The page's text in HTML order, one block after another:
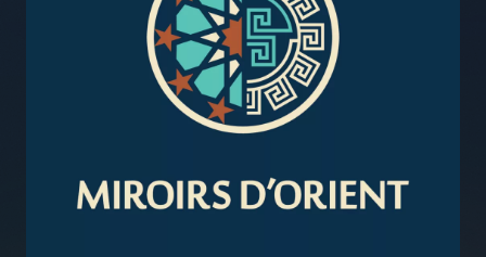
Palmarès
À propos
Carrière